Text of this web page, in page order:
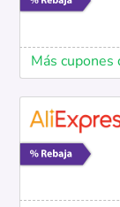
Más cupones